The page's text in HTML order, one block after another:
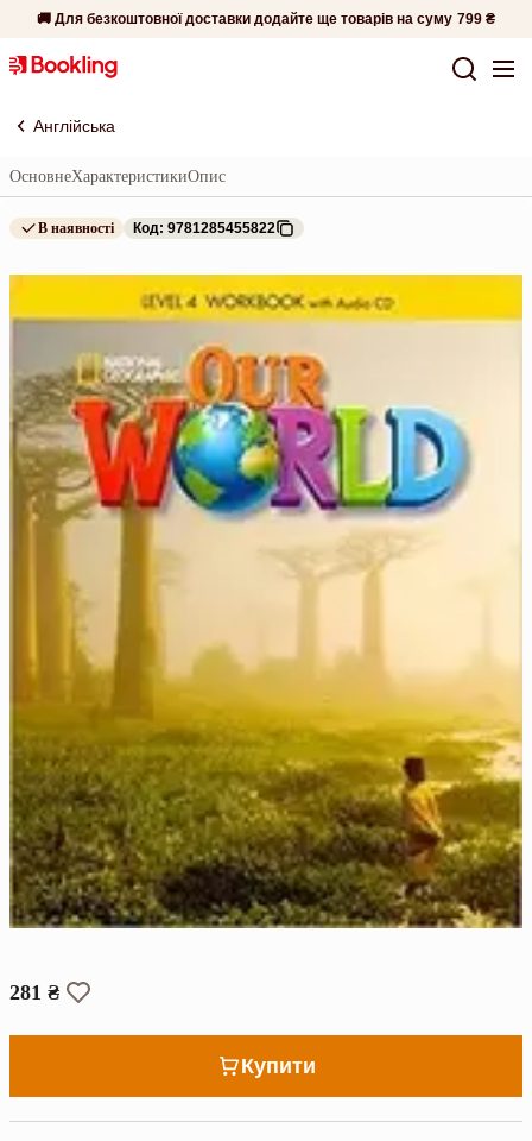
🚚 Для безкоштовної доставки додайте ще товарів на суму 799 ₴
Англійська
ОсновнеХарактеристикиОпис
В наявності Код: 9781285455822
281 ₴
Купити